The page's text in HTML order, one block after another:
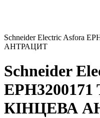
Schneider Electric Asfora
АНТРАЦИТ
Schneider
КІНЦЕВА